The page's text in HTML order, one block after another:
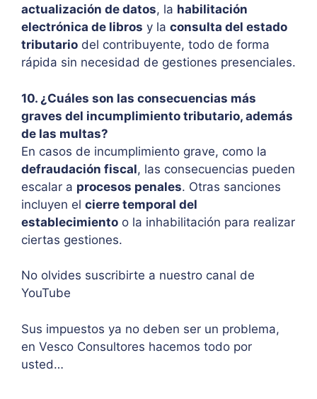
actualización de datos, la habilitación
electrónica de libros y la consulta del estado
tributario del contribuyente, todo de forma
rápida sin necesidad de gestiones presenciales.
10. ¿Cuáles son las consecuencias más
graves del incumplimiento tributario, además
de las multas?
En casos de incumplimiento grave, como la
defraudación fiscal, las consecuencias pueden
escalar a procesos penales. Otras sanciones
incluyen el cierre temporal del
establecimiento o la inhabilitación para realizar
ciertas gestiones.
No olvides suscribirte a nuestro canal de
YouTube
Sus impuestos ya no deben ser un problema,
en Vesco Consultores hacemos todo por
usted…